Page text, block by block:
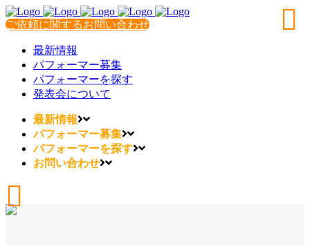
ご依頼に関するお問い合わせ
最新情報
パフォーマー募集
パフォーマーを探す
発表会について
最新情報
パフォーマー募集
パフォーマーを探す
お問い合わせ